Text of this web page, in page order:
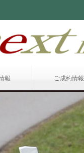
報 ご成約情報